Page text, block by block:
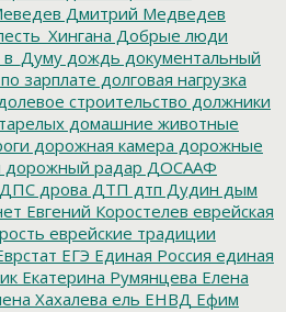
Дмитрий Медведев
Добрые люди
дождь документальный
зарплате долговая нагрузка
строительство должники
домашние животные
дорожная камера дорожные
дорожный радар ДОСААФ
ДПС дрова ДТП дтп Дудин дым
Евгений Коростелев еврейская
еврейские традиции
ЕГЭ Единая Россия единая
Екатерина Румянцева Елена
Хахалева ель ЕНВД Ефим